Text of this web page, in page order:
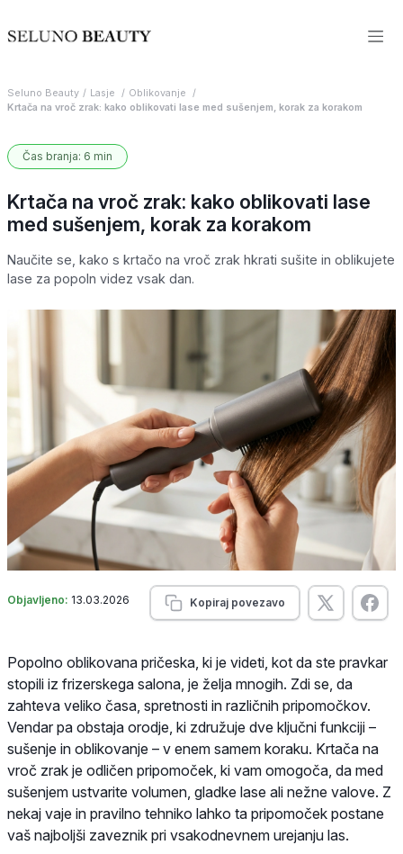
Seluno Beauty Lasje
Oblikovanje
Krtača na vroč zrak: kako oblikovati lase med sušenjem, korak za korakom
Čas branja: 6 min
Krtača na vroč zrak: kako oblikovati lase
med sušenjem, korak za korakom
Naučite se, kako s krtačo na vroč zrak hkrati sušite in oblikujete
lase za popoln videz vsak dan.
Objavljeno: 13.03.2026 Kopiraj povezavo
Popolno oblikovana pričeska, ki je videti, kot da ste pravkar
stopili iz frizerskega salona, je želja mnogih. Zdi se, da
zahteva veliko časa, spretnosti in različnih pripomočkov.
Vendar pa obstaja orodje, ki združuje dve ključni funkciji –
sušenje in oblikovanje – v enem samem koraku. Krtača na
vroč zrak je odličen pripomoček, ki vam omogoča, da med
sušenjem ustvarite volumen, gladke lase ali nežne valove. Z
nekaj vaje in pravilno tehniko lahko ta pripomoček postane
vaš najboljši zaveznik pri vsakodnevnem urejanju las.